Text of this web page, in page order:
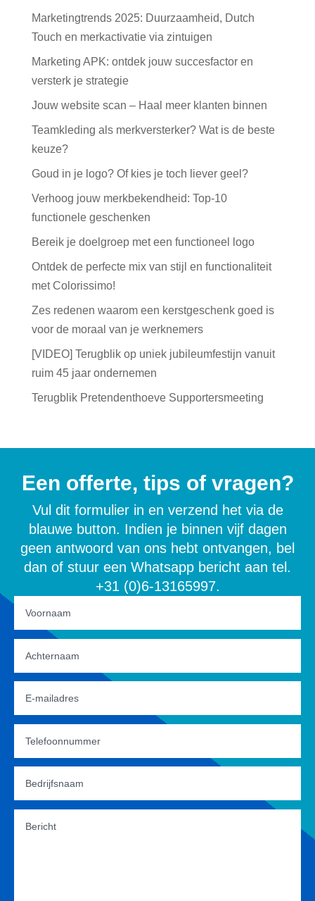
Marketingtrends 2025: Duurzaamheid, Dutch
Touch en merkactivatie via zintuigen
Marketing APK: ontdek jouw succesfactor en
versterk je strategie
Jouw website scan – Haal meer klanten binnen
Teamkleding als merkversterker? Wat is de beste
keuze?
Goud in je logo? Of kies je toch liever geel?
Verhoog jouw merkbekendheid: Top-10
functionele geschenken
Bereik je doelgroep met een functioneel logo
Ontdek de perfecte mix van stijl en functionaliteit
met Colorissimo!
Zes redenen waarom een kerstgeschenk goed is
voor de moraal van je werknemers
[VIDEO] Terugblik op uniek jubileumfestijn vanuit
ruim 45 jaar ondernemen
Terugblik Pretendenthoeve Supportersmeeting
Een offerte, tips of vragen?
Vul dit formulier in en verzend het via de
blauwe button. Indien je binnen vijf dagen
geen antwoord van ons hebt ontvangen, bel
dan of stuur een Whatsapp bericht aan tel.
+31 (0)6-13165997.